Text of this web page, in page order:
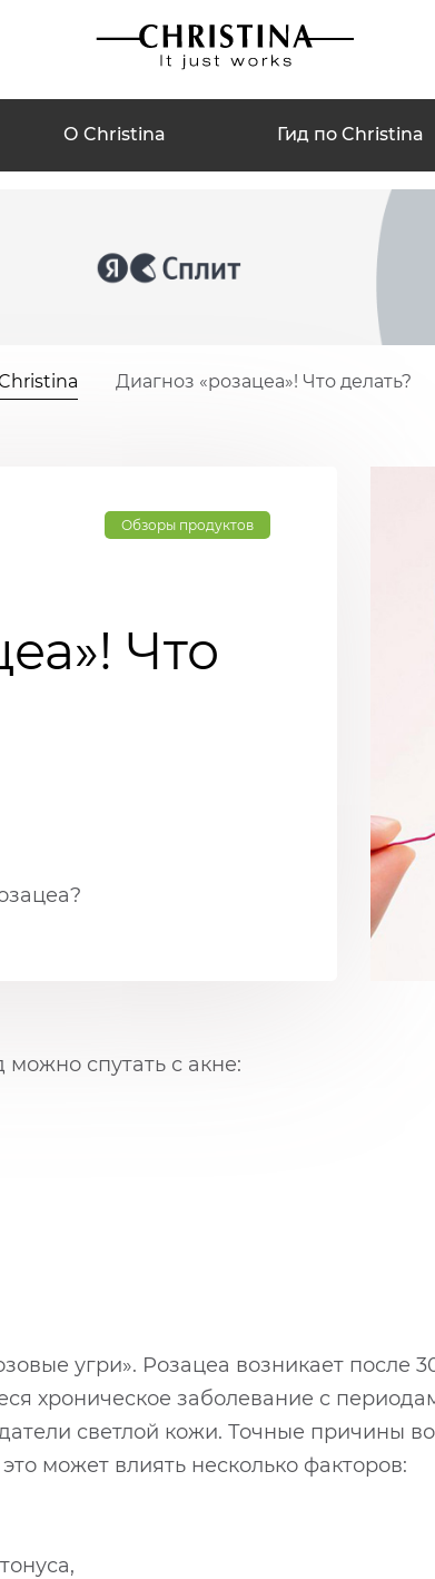
О Christina Гид по Christina
Диагноз «розацеа»! Что делать?
Обзоры продуктов
Что
можно спутать с акне:
угри». Розацеа возникает после
хроническое заболевание с
светлой кожи. Точные причины
может влиять несколько факторов: